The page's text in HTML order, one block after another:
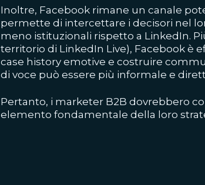
Inoltre, Facebook rimane un canale
permette di intercettare i decisori nel
meno istituzionali rispetto a LinkedIn.
territorio di LinkedIn Live), Facebook è
case history emotive e costruire
di voce può essere più informale e
Pertanto, i marketer B2B dovrebbero
elemento fondamentale della loro